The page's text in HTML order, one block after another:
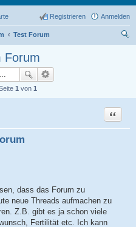
Anmelden
Registrieren
Test Forum
Forum
1 von 1
Zitat
dass das Forum zu
neue Threads aufmachen zu
Z.B. gibt es ja schon viele
Fertilität etc. Ich kann